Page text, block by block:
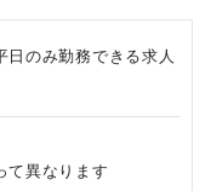
日のみ勤務できる求人
て異なります